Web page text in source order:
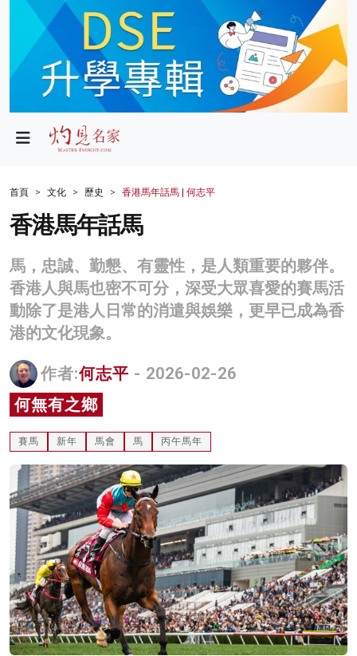
政局
財經
生活
商業
科技
名家榜
灼見活動
關於我們
首頁 文化 歷史 香港馬年話馬 | 何志平
香港馬年話馬
馬，忠誠、勤懇、有靈性，是人類重要的夥伴。
香港人與馬也密不可分，深受大眾喜愛的賽馬活
動除了是港人日常的消遣與娛樂，更早已成為香
港的文化現象。
作者:何志平 - 2026-02-26
何無有之鄉
賽馬 新年 馬會 馬 丙午馬年